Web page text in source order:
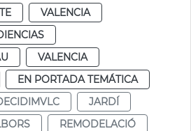
VALENCIA
VALENCIA
EN PORTADA TEMÁTICA
JARDÍ
REMODELACIÓ